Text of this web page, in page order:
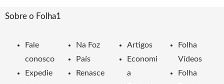
Sobre o Folha1
Fale
conosco
Expedie
Na Foz
País
Renasce
Artigos
Economi
a
Folha
Vídeos
Folha